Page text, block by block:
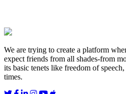
We are trying to create a platform
expect friends from all shades-from
its basic tenets like freedom of
times.